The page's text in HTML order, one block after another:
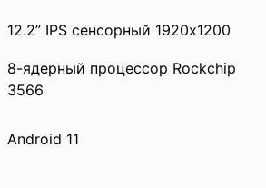
12.2” IPS сенсорный 1920х1200
8-ядерный процессор Rockchip
3566
Android 11